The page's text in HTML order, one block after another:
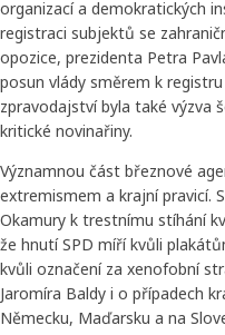
organizací a demokratických
registraci subjektů se
opozice, prezidenta Petra
posun vlády směrem k
zpravodajství byla také výzva
kritické novinařiny.
Významnou část březnové
extremismem a krajní pravicí.
Okamury k trestnímu stíhání
že hnutí SPD míří kvůli
kvůli označení za xenofobní
Jaromíra Baldy i o případech
Německu, Maďarsku a na